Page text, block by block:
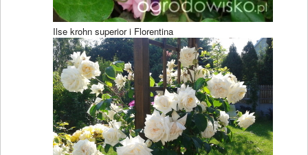
Ilse krohn superior i Florentina